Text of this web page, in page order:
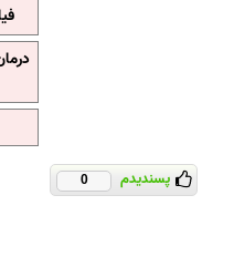
پسندیدم 0